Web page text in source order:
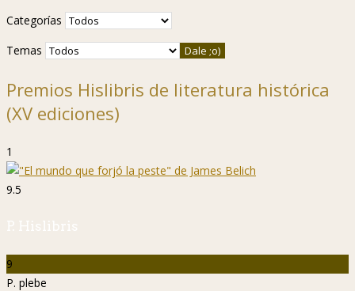
Categorías
Temas
Premios Hislibris de literatura histórica
(XV ediciones)
1
9.5
P. Hislibris
9
P. plebe